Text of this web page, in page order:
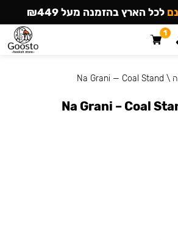
\
Na Grani — Coal Stand
Na Grani – Coal
לכל הארץ בהזמנה מעל ₪449
1